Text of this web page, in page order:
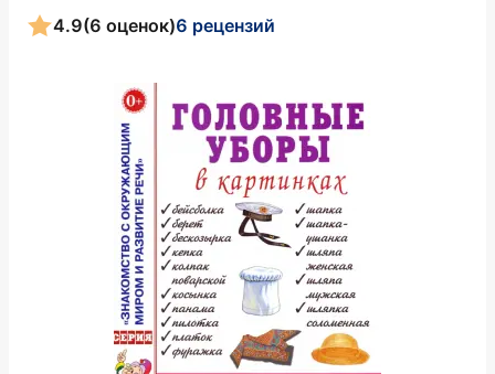
4.9(6 оценок)6 рецензий